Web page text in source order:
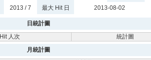
2013 / 7 最大 Hit 日 2013-08-02
日統計圖
Hit 人次
統計圖
月統計圖